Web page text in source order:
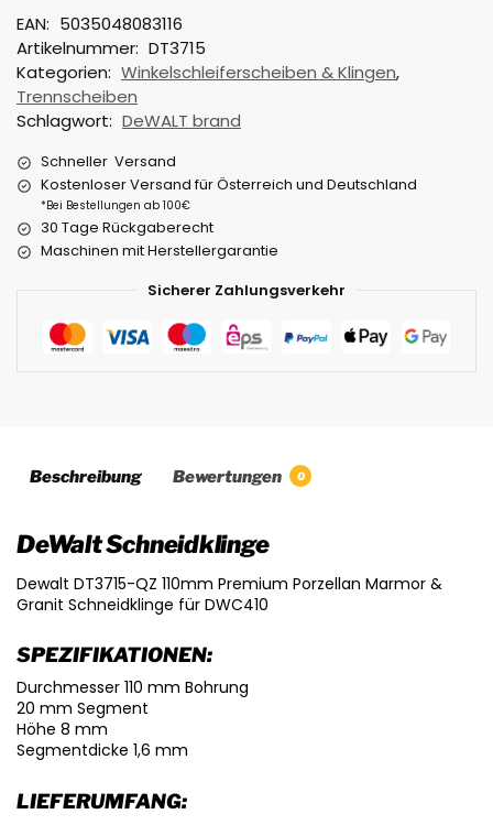
EAN: 5035048083116
Artikelnummer: DT3715
Kategorien: Winkelschleiferscheiben & Klingen,
Trennscheiben
Schlagwort: DeWALT brand
Schneller Versand
Kostenloser Versand für Österreich und Deutschland
*Bei Bestellungen ab 100€
30 Tage Rückgaberecht
Maschinen mit Herstellergarantie
Sicherer Zahlungsverkehr
Beschreibung Bewertungen 0
DeWalt Schneidklinge
Dewalt DT3715-QZ 110mm Premium Porzellan Marmor &
Granit Schneidklinge für DWC410
SPEZIFIKATIONEN:
Durchmesser 110 mm Bohrung
20 mm Segment
Höhe 8 mm
Segmentdicke 1,6 mm
LIEFERUMFANG: